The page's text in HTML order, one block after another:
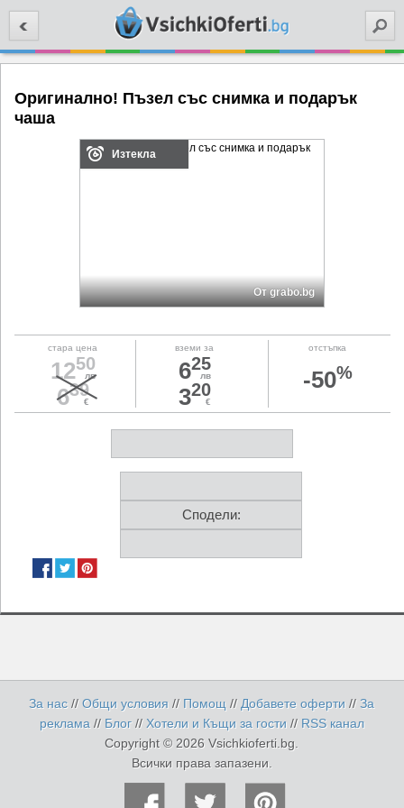
Оригинално! Пъзел със снимка и подарък
чаша
Изтекла
От grabo.bg
стара цена
1250
лв
639
€
вземи за
625
лв
320
€
отстъпка
-50%
Сподели:
За нас //Общи условия // Помощ // Добавете оферти//За
реклама // Блог // Хотели и Къщи за гости // RSS канал
Copyright © 2026 Vsichkioferti.bg.
Всички права запазени.